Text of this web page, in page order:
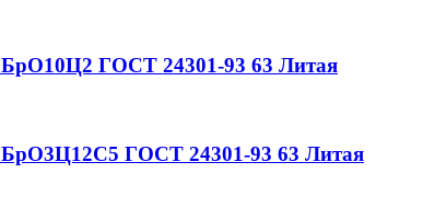
БрО10Ц2 ГОСТ 24301-93 63 Литая
БрО3Ц12С5 ГОСТ 24301-93 63 Литая